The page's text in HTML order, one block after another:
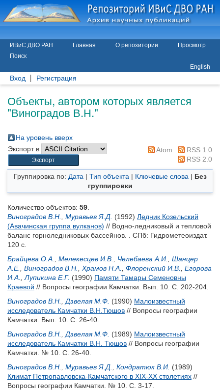
ИВиС ДВО РАН Главная О репозитории
Просмотр
Поиск
English
Вход Регистрация
Объекты, автором которых является
"Виноградов В.Н."
На уровень вверх
Экспорт в
Atom
RSS 1.0
RSS 2.0
Группировка по: Дата | Тип объекта | Ключевые слова | Без
группировки
Количество объектов: 59
Виноградов В.Н.
Муравьев Я.Д. (1992) Ледник Козельский
(Авачинская группа вулканов) // Водно-ледниковый и тепловой
баланс горноледниковых бассейнов. . СПб: Гидрометеоиздат.
120 с.
Брайцева О.А.
Мелекесцев И.В. Челебаева А.И.
Шанцер
А.Е.
Виноградов В.Н. Храмов Н.А. Флоренский И.В.
Егорова
И.А.
Лупикина Е.Г. (1990) Памяти Тамары Семеновны
Краевой // Вопросы географии Камчатки. Вып. 10. С. 202-204.
Виноградов В.Н.
Дзвелая М.Ф. (1990) Малоизвестный
исследователь Камчатки В.Н.Тюшов // Вопросы географии
Камчатки. Вып. 10. С. 26-40.
Виноградов В.Н.
Дзвелая М.Ф. (1989) Малоизвестный
исследователь Камчатки В.Н. Тюшов // Вопросы географии
Камчатки. № 10. С. 26-40.
Виноградов В.Н.
Муравьев Я.Д. Кондратюк В.И. (1989)
Климат Петропавловска-Камчатского в XIX-XX столетиях //
Вопросы географии Камчатки. № 10. С. 3-17.